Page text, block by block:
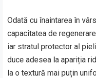
Odată cu înaintarea în
capacitatea de
iar stratul protector al
duce adesea la apariția
la o textură mai puțin